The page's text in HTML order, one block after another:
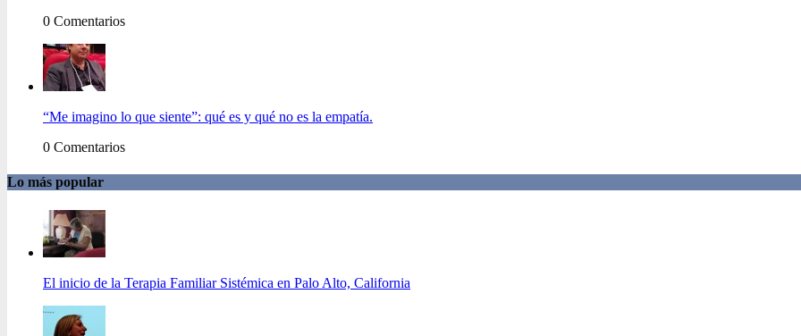
0 Comentarios
“Me imagino lo que siente”: qué es y qué no es la empatía.
0 Comentarios
Lo más popular
El inicio de la Terapia Familiar Sistémica en Palo Alto, California